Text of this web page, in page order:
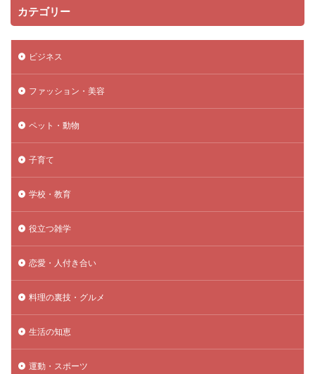
カテゴリー
ビジネス
ファッション・美容
ペット・動物
子育て
学校・教育
役立つ雑学
恋愛・人付き合い
料理の裏技・グルメ
生活の知恵
運動・スポーツ